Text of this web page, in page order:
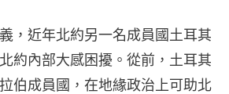
，近年北約另一名成員國土耳其
約內部大感困擾。從前，土耳其
伯成員國，在地緣政治上可助北